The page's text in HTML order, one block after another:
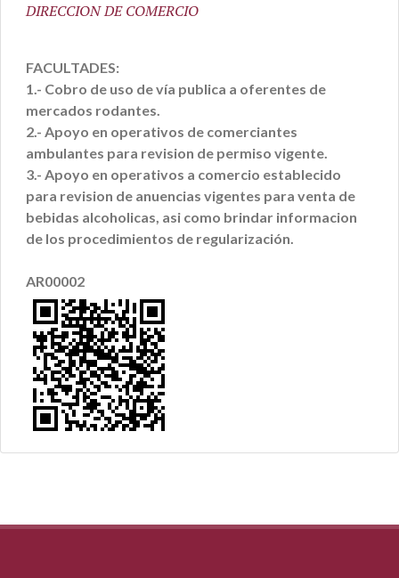
DIRECCION DE COMERCIO
FACULTADES:
1.- Cobro de uso de vía publica a oferentes de
mercados rodantes.
2.- Apoyo en operativos de comerciantes
ambulantes para revision de permiso vigente.
3.- Apoyo en operativos a comercio establecido
para revision de anuencias vigentes para venta de
bebidas alcoholicas, asi como brindar informacion
de los procedimientos de regularización.
AR00002